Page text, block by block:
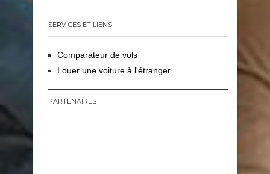
SERVICES ET LIENS
Comparateur de vols
Louer une voiture à l'étranger
PARTENAIRES